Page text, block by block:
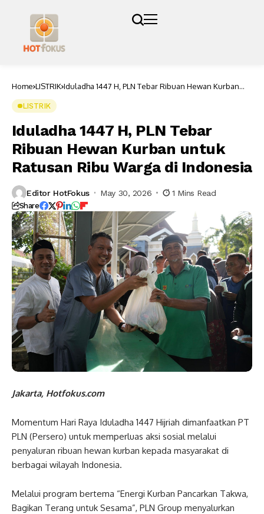
Home LISTRIK Iduladha 1447 H, PLN Tebar Ribuan Hewan Kurban
LISTRIK
Iduladha 1447 H, PLN Tebar
Ribuan Hewan Kurban untuk
Ratusan Ribu Warga di Indonesia
Editor HotFokus May 30, 2026 1 Mins Read
Share
Jakarta, Hotfokus.com
Momentum Hari Raya Iduladha 1447 Hijriah dimanfaatkan PT
PLN (Persero) untuk memperluas aksi sosial melalui
penyaluran ribuan hewan kurban kepada masyarakat di
berbagai wilayah Indonesia.
Melalui program bertema “Energi Kurban Pancarkan Takwa,
Bagikan Terang untuk Sesama”, PLN Group menyalurkan